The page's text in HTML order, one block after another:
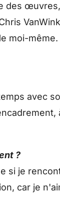
des
moi-même.
avec
?
si je
car je